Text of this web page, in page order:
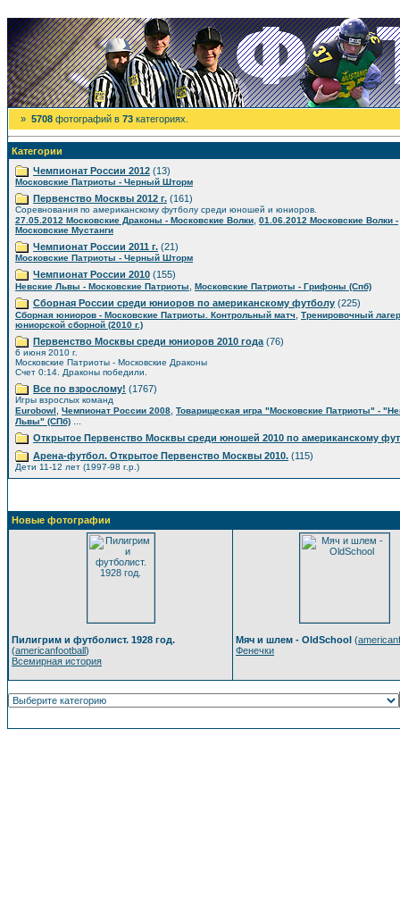
» 5708 фотографий в 73 категориях.
Категории
Чемпионат России 2012 (13)
Московские Патриоты - Черный Шторм
Первенство Москвы 2012 г. (161)
Соревнования по американскому футболу среди юношей и юниоров.
27.05.2012 Московские Драконы - Московские Волки 01.06.2012 Московские Волки -
Московские Мустанги
Чемпионат России 2011 г. (21)
Московские Патриоты - Черный Шторм
Чемпионат России 2010 (155)
Невские Львы - Московские Патриоты Московские Патриоты - Грифоны (Спб)
Сборная России среди юниоров по американскому футболу (225)
Сборная юниоров - Московские Патриоты. Контрольный матч Тренировочный
юниорской сборной (2010 г.)
Первенство Москвы среди юниоров 2010 года (76)
6 июня 2010 г.
Московские Патриоты - Московские Драконы
Счет 0:14. Драконы победили.
Все по взрослому! (1767)
Игры взрослых команд
Eurobowl
Чемпионат России 2008 Товарищеская игра "Московские Патриоты" -
Львы" (СПб)
Открытое Первенство Москвы среди юношей 2010 по американскому
Арена-футбол. Открытое Первенство Москвы 2010. (115)
Дети 11-12 лет (1997-98 г.р.)
Новые фотографии
Пилигрим и футболист. 1928 год.
(americanfootball)
Всемирная история
Мяч и шлем - OldSchool (
Фенечки